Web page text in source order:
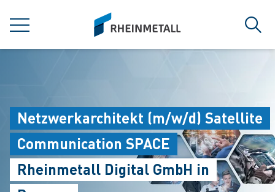
MENU
siteLogo
Netzwerkarchitekt (m/w/d) Satellite
Communication SPACE
Rheinmetall Digital GmbH in